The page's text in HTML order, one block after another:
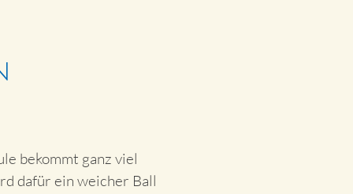
bekommt ganz viel
dafür ein weicher Ball